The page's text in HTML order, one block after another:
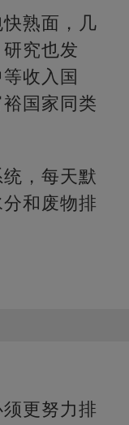
熟面，几
究也发
收入国
国家同类
，每天默
和废物排
更努力排